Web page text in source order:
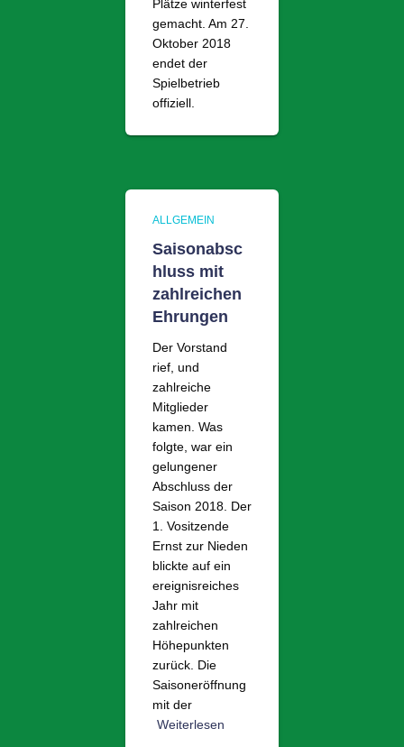
Plätze winterfest
gemacht. Am 27.
Oktober 2018
endet der
Spielbetrieb
offiziell.
ALLGEMEIN
Saisonabsc
hluss mit
zahlreichen
Ehrungen
Der Vorstand
rief, und
zahlreiche
Mitglieder
kamen. Was
folgte, war ein
gelungener
Abschluss der
Saison 2018. Der
1. Vositzende
Ernst zur Nieden
blickte auf ein
ereignisreiches
Jahr mit
zahlreichen
Höhepunkten
zurück. Die
Saisoneröffnung
mit der
Weiterlesen